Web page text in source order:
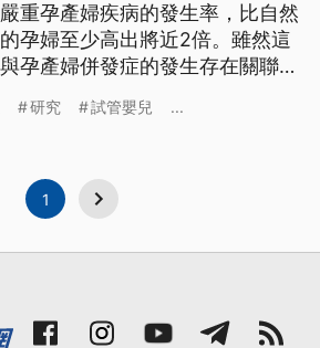
重孕產婦疾病的發生率，比自然
孕婦至少高出將近2倍。雖然這
孕產婦併發症的發生存在關聯，
為，這項研究顯示人們對代孕的
研究 試管嬰兒 ...
1